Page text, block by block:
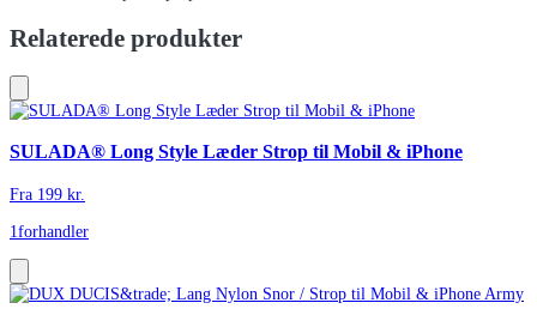
Relaterede produkter
SULADA® Long Style Læder Strop til Mobil & iPhone
Fra 199 kr.
1forhandler